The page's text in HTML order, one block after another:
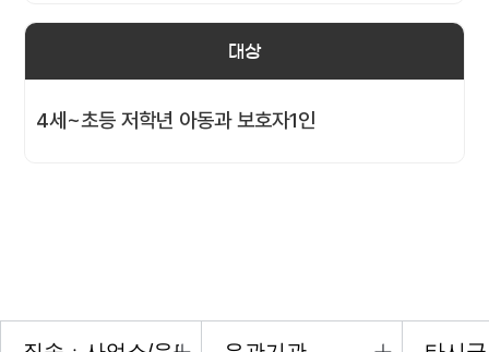
대상
4세~초등 저학년 아동과 보호자1인